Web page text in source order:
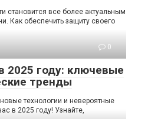
становится все более актуальным
Как обеспечить защиту своего
0
2025 году: ключевые
тренды
технологии и невероятные
в 2025 году! Узнайте,